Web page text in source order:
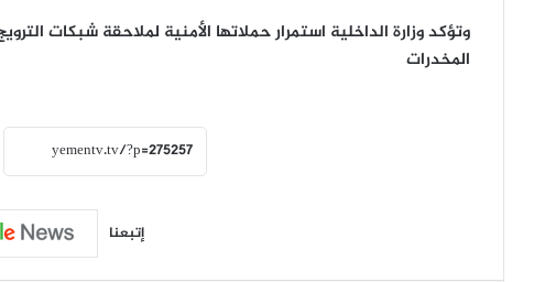
وتؤكد وزارة الداخلية استمرار حملاتها الأمنية لملاحقة شبكات
المخدرات
إتبعنا